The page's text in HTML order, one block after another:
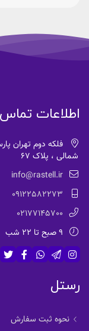
اطلاعات تماس
فلکه دوم تهران
شمالی ، پلاک 67
info@rastell.ir
09122582273
02177145700
9 صبح تا 22 شب
رستل
نحوه ثبت سفارش